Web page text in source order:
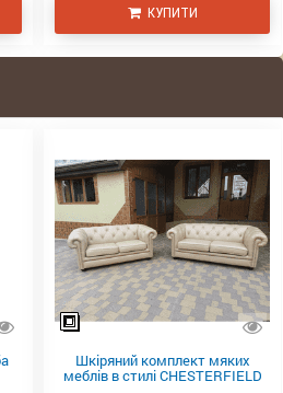
КУПИТИ
Шкіряний комплект мяких
меблів в стилі CHESTERFIELD